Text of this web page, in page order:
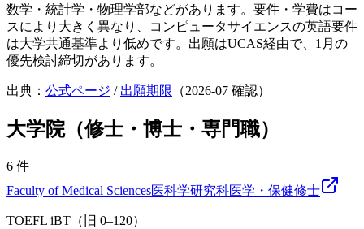
数学・統計学・物理学部などがあります。要件・学費はコー
スにより大きく異なり、コンピュータサイエンスの英語要件
は大学共通基準より低めです。出願はUCAS経由で、1月の
優先検討締切があります。
出典： 公式ページ / 出願期限 （2026-07 確認）
大学院（修士・博士・専門職）
6 件
Faculty of Medical Sciences医科学研究科医学・保健修士
TOEFL iBT（旧 0–120）